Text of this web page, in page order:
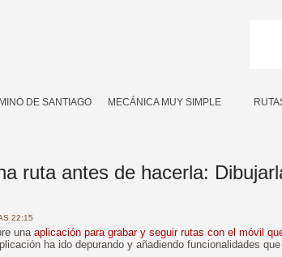
DE SANTIAGO MECÁNICA MUY SIMPLE
ruta antes de hacerla:
22:15
una aplicación para grabar y seguir rutas con el móvil
ha ido depurando y añadiendo funcionalidades